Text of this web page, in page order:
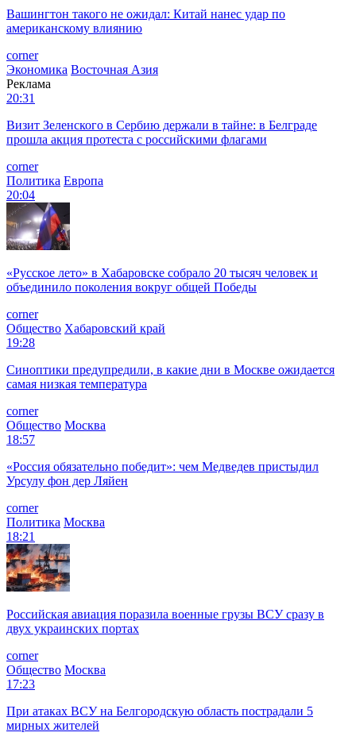
Вашингтон такого не ожидал: Китай нанес удар по
американскому влиянию
corner
Экономика Восточная Азия
Реклама
20:31
Визит Зеленского в Сербию держали в тайне: в Белграде
прошла акция протеста с российскими флагами
corner
Политика Европа
20:04
«Русское лето» в Хабаровске собрало 20 тысяч человек и
объединило поколения вокруг общей Победы
corner
Общество Хабаровский край
19:28
Синоптики предупредили, в какие дни в Москве ожидается
самая низкая температура
corner
Общество Москва
18:57
«Россия обязательно победит»: чем Медведев пристыдил
Урсулу фон дер Ляйен
corner
Политика Москва
18:21
Российская авиация поразила военные грузы ВСУ сразу в
двух украинских портах
corner
Общество Москва
17:23
При атаках ВСУ на Белгородскую область пострадали 5
мирных жителей